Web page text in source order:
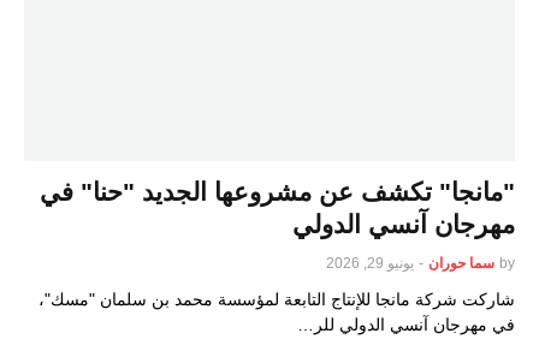
"مانجا" تكشف عن مشروعها الجديد "حنا" في
مهرجان آنسي الدولي
by سما حوران - يونيو 29, 2026
شاركت شركة مانجا للإنتاج التابعة لمؤسسة محمد بن سلمان "مسك"،
في مهرجان آنسي الدولي للر…